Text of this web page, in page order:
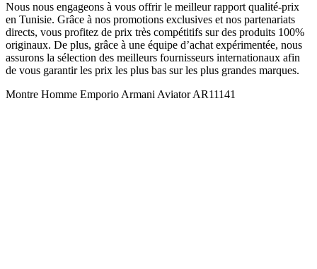
Nous nous engageons à vous offrir le meilleur rapport qualité-prix
en Tunisie. Grâce à nos promotions exclusives et nos partenariats
directs, vous profitez de prix très compétitifs sur des produits 100%
originaux. De plus, grâce à une équipe d’achat expérimentée, nous
assurons la sélection des meilleurs fournisseurs internationaux afin
de vous garantir les prix les plus bas sur les plus grandes marques.
Montre Homme Emporio Armani Aviator AR11141